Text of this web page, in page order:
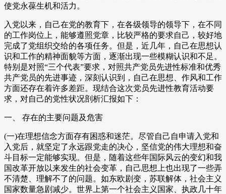
使党永葆生机和活力。
入党以来，自己在党的教育下，在各级领导的领导下，在不同
的工作岗位上，能够遵照党章，比较严格的要求自己，较好地
完成了党组织交给的各项任务。但是，近几年，自己在思想认
识和工作的精神面貌等方面，逐渐出现一些模糊认识和不足。
特别是对照“三个代表”要求，对照共产党员先进性标准和优秀
共产党员的先进事迹，深刻认识到，自己在思想、作风和工作
方面还存在着许多差距。现结合这次党员先进性教育活动要
求，对自己的党性状况剖析汇报如下：
一、 存在的主要问题及危害
(一)在理想信念方面存有困惑和迷茫。尽管自己自申请入党和
入党后，就坚定了永远跟党走的决心，坚信党的伟大理想和奋
斗目标一定能够实现。但是，随着这些年国际风云的变幻和我
国改革开放以来发生的社会变革，自己思想上也出现了一些弄
不清楚、理解不了的问题。如东欧剧变，苏联解体，社会主义
国家数量急剧减少。世界上第一个社会主义国家、执政几十年